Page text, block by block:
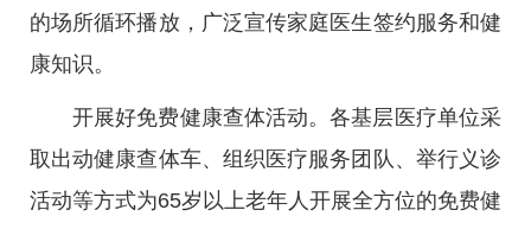
的场所循环播放，广泛宣传家庭医生签约服务和健
康知识。
开展好免费健康查体活动。各基层医疗单位采
取出动健康查体车、组织医疗服务团队、举行义诊
活动等方式为65岁以上老年人开展全方位的免费健